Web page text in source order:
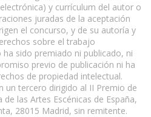
y currículum del autor o
juradas de la aceptación
el concurso, y de su autoría y
sobre el trabajo
sido premiado ni publicado, ni
previo de publicación ni ha
de propiedad intelectual.
un tercero dirigido al II Premio de
las Artes Escénicas de España,
28015 Madrid, sin remitente.